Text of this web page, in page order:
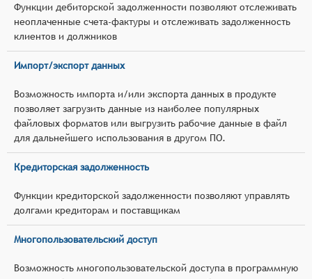
Функции дебиторской задолженности позволяют отслеживать
неоплаченные счета-фактуры и отслеживать задолженность
клиентов и должников
Импорт/экспорт данных
Возможность импорта и/или экспорта данных в продукте
позволяет загрузить данные из наиболее популярных
файловых форматов или выгрузить рабочие данные в файл
для дальнейшего использования в другом ПО.
Кредиторская задолженность
Функции кредиторской задолженности позволяют управлять
долгами кредиторам и поставщикам
Многопользовательский доступ
Возможность многопользовательской доступа в программную